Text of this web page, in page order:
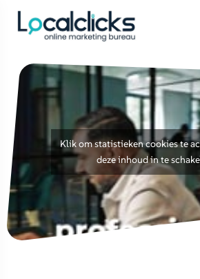
Klik om statistieken cookies te
deze inhoud in te